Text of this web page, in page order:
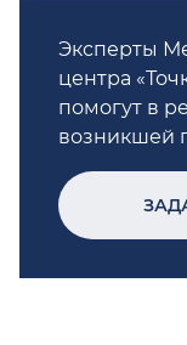
Эксперты
центра
помогут в
возникшей